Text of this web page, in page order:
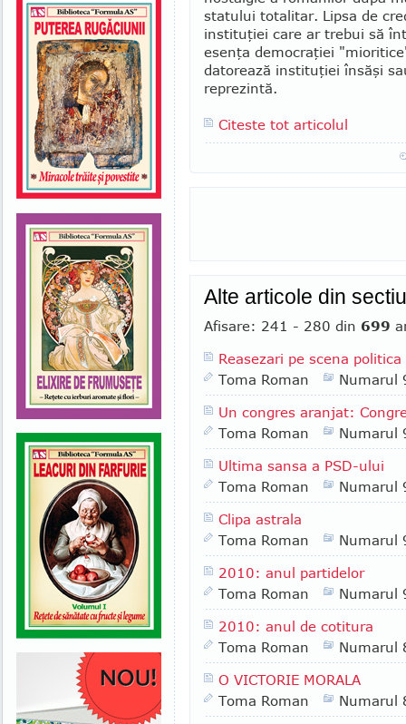
statului totalitar. Lipsa de
insti­tuţiei care ar trebui să
esenţa democraţiei
datorează instituţiei însăşi
reprezintă.
Citeste tot articolul
Alte articole din
Afisare: 241 - 280 din 699
Reasezari pe scena
Toma Roman
Numarul
Un congres aranjat:
Toma Roman
Numarul
Ultima sansa a PSD-ului
Toma Roman
Numarul
Clipa astrala
Toma Roman
Numarul
2010: anul partidelor
Toma Roman
Numarul
2010: anul de cotitura
Toma Roman
Numarul
O VICTORIE MORALA
Toma Roman
Numarul